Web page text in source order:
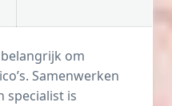
om
Samenwerken
specialist is